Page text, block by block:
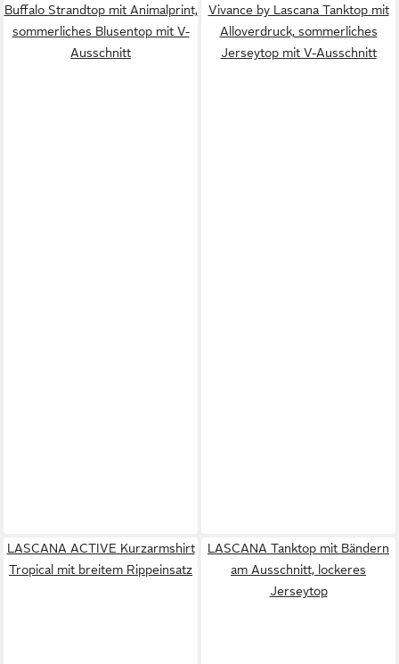
Buffalo Strandtop mit Animalprint,
sommerliches Blusentop mit V-
Ausschnitt
Vivance by Lascana Tanktop mit
Alloverdruck, sommerliches
Jerseytop mit V-Ausschnitt
LASCANA ACTIVE Kurzarmshirt
Tropical mit breitem Rippeinsatz
LASCANA Tanktop mit Bändern
am Ausschnitt, lockeres
Jerseytop